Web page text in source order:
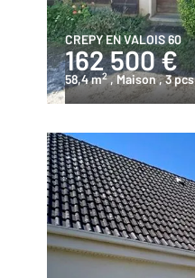
CREPY EN VALOIS 60
162 500 €
58,4 m2 , Maison, 3 pcs